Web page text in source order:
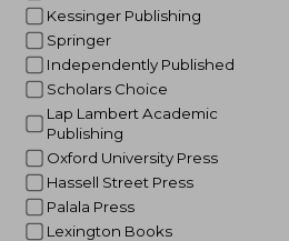
Kessinger Publishing
Springer
Independently Published
Scholars Choice
Lap Lambert Academic
Publishing
Oxford University Press
Hassell Street Press
Palala Press
Lexington Books